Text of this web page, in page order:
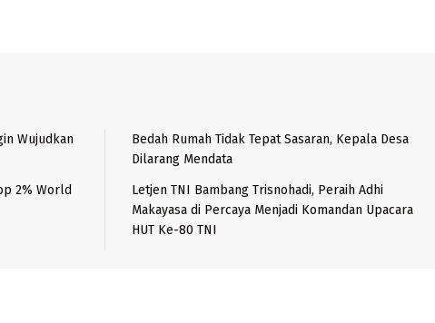
Wujudkan
2% World
Bedah Rumah Tidak Tepat Sasaran, Kepala Desa
Dilarang Mendata
Letjen TNI Bambang Trisnohadi, Peraih Adhi
Makayasa di Percaya Menjadi Komandan Upacara
HUT Ke-80 TNI